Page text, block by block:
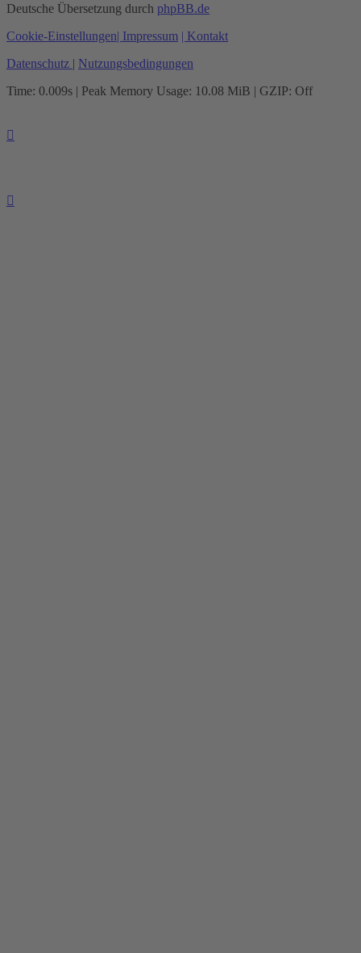
Deutsche Übersetzung durch phpBB.de
Cookie-Einstellungen| Impressum | Kontakt
Datenschutz | Nutzungsbedingungen
Time: 0.009s | Peak Memory Usage: 10.08 MiB | GZIP: Off